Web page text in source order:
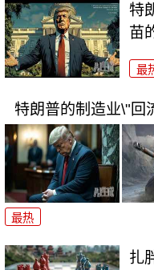
特
苗
最
特朗普的制造业\"回
最热
扎